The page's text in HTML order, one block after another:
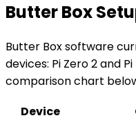
Butter Box
Butter Box software
devices: Pi Zero 2 and
comparison chart
Device